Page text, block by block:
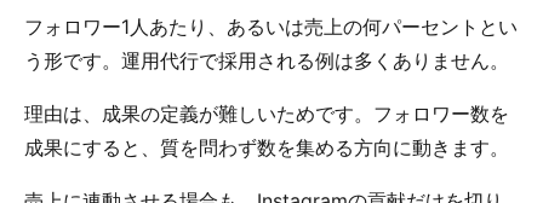
フォロワー1人あたり、あるいは売上の何パーセントとい
う形です。運用代行で採用される例は多くありません。
理由は、成果の定義が難しいためです。フォロワー数を
成果にすると、質を問わず数を集める方向に動きます。